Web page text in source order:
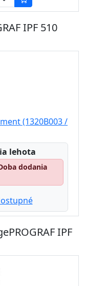
IPF 510
(1320B003 /
lehota
dodania
IPF